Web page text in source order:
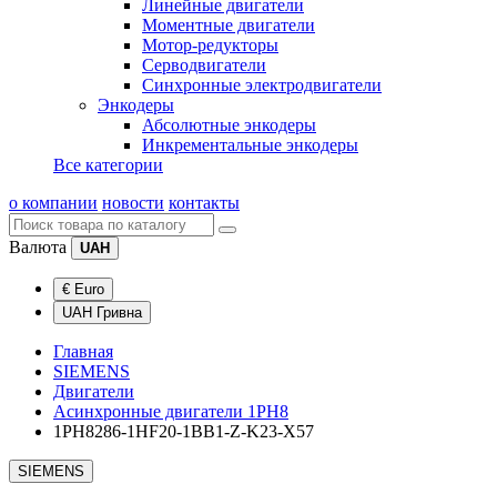
Линейные двигатели
Моментные двигатели
Мотор-редукторы
Серводвигатели
Синхронные электродвигатели
Энкодеры
Абсолютные энкодеры
Инкрементальные энкодеры
Все категории
о компании новости контакты
Валюта UAH
€ Euro
UAH Гривна
Главная
SIEMENS
Двигатели
Асинхронные двигатели 1PH8
1PH8286-1HF20-1BB1-Z-K23-X57
SIEMENS